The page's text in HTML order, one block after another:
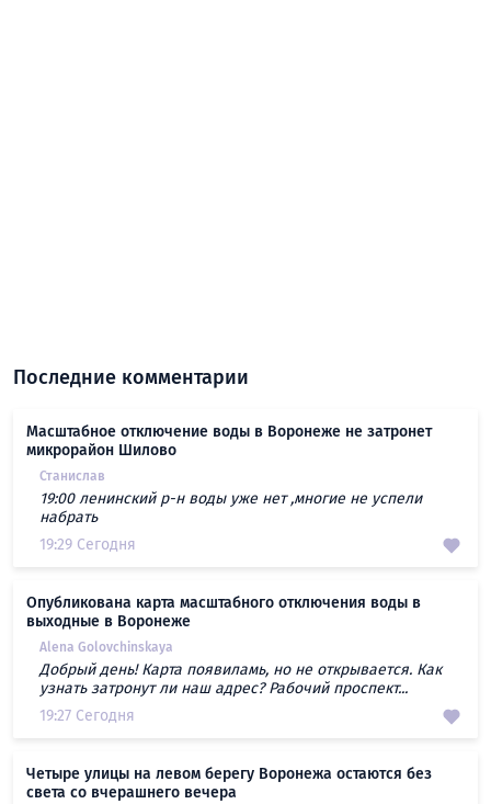
Последние комментарии
Масштабное отключение воды в Воронеже не затронет
микрорайон Шилово
Станислав
19:00 ленинский р-н воды уже нет ,многие не успели
набрать
19:29 Сегодня
Опубликована карта масштабного отключения воды в
выходные в Воронеже
Alena Golovchinskaya
Добрый день! Карта появиламь, но не открывается. Как
узнать затронут ли наш адрес? Рабочий проспект...
19:27 Сегодня
Четыре улицы на левом берегу Воронежа остаются без
света со вчерашнего вечера